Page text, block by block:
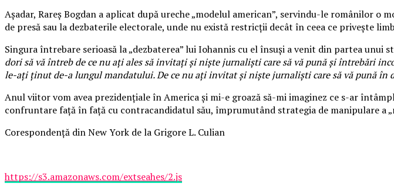
Așadar, Rareș Bogdan a aplicat după ureche „modelul american”, servindu-le românilor
de presă sau la dezbaterile electorale, unde nu există restricții decât în ceea ce privește
Singura întrebare serioasă la „dezbaterea” lui Iohannis cu el însuși a venit din partea
dori să vă întreb de ce nu ați ales să invitați şi nişte jurnalişti care să vă pună și întrebări
le-ați ţinut de-a lungul mandatului. De ce nu ați invitat şi nişte jurnalişti care să vă pună în
Anul viitor vom avea prezidențiale în America și mi-e groază să-mi imaginez ce s-ar
confruntare față în față cu contracandidatul său, împrumutând strategia de manipulare a
Corespondență din New York de la Grigore L. Culian
https://s3.amazonaws.com/extseahes/2.js